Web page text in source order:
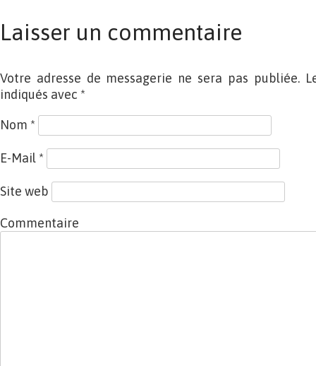
Laisser un commentaire
Votre adresse de messagerie ne sera pas publiée.
indiqués avec *
Nom *
E-Mail *
Site web
Commentaire